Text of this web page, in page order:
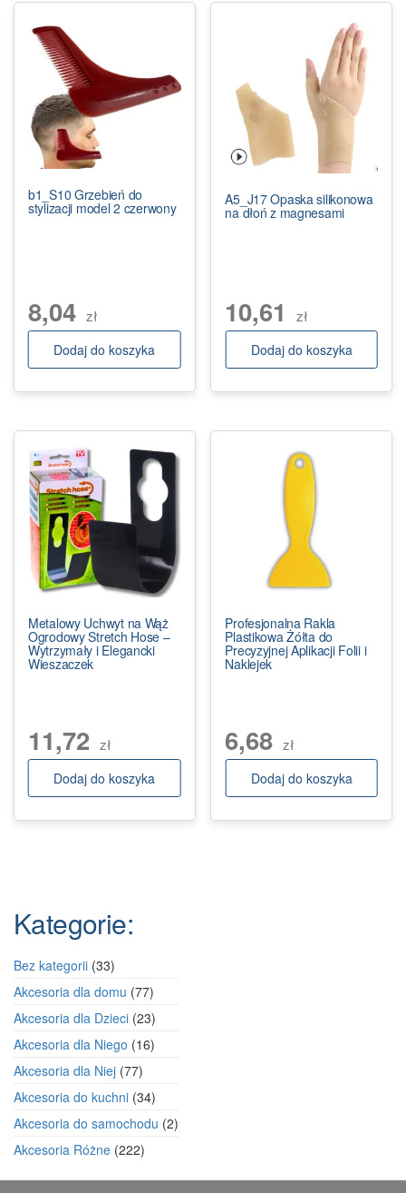
b1_S10 Grzebień do
stylizacji model 2 czerwony
8,04 zł
Dodaj do koszyka
A5_J17 Opaska silikonowa
na dłoń z magnesami
10,61 zł
Dodaj do koszyka
Metalowy Uchwyt na Wąż
Ogrodowy Stretch Hose –
Wytrzymały i Elegancki
Wieszaczek
11,72 zł
Dodaj do koszyka
Profesjonalna Rakla
Plastikowa Żółta do
Precyzyjnej Aplikacji Folii i
Naklejek
6,68 zł
Dodaj do koszyka
Kategorie:
Bez kategorii 3333
produkty
Akcesoria dla domu 7777
produktów
Akcesoria dla Dzieci 2323
produkty
Akcesoria dla Niego 1616
Akcesoria dla Niej 7777
produktów
Akcesoria do kuchni 3434
produkty
Akcesoria do samochodu 22
Akcesoria Różne 222222